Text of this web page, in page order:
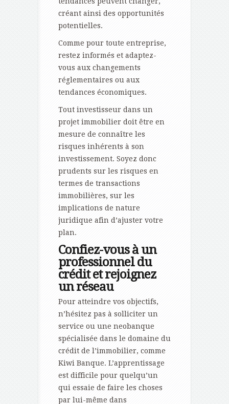
créant ainsi des opportunités
potentielles.
Comme pour toute entreprise,
restez informés et adaptez-
vous aux changements
réglementaires ou aux
tendances économiques.
Tout investisseur dans un
projet immobilier doit être en
mesure de connaître les
risques inhérents à son
investissement. Soyez donc
prudents sur les risques en
termes de transactions
immobilières, sur les
implications de nature
juridique afin d’ajuster votre
plan.
Confiez-vous à un
professionnel du
crédit et rejoignez
un réseau
Pour atteindre vos objectifs,
n’hésitez pas à solliciter un
service ou une neobanque
spécialisée dans le domaine du
crédit de l’immobilier, comme
Kiwi Banque. L’apprentissage
est difficile pour quelqu’un
qui essaie de faire les choses
par lui-même dans